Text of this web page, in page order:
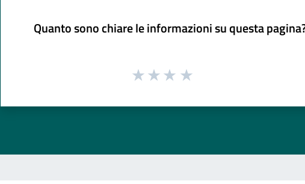
Quanto sono chiare le informazioni su questa